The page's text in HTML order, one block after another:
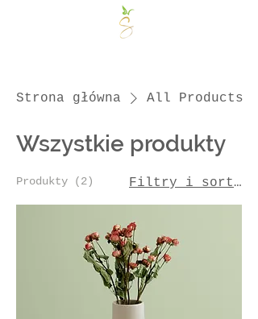
Strona główna All Products
Wszystkie produkty
Produkty (2) Filtry i